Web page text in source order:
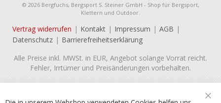
© 2026 Bergfuchs, Bergsport S. Steiner GmbH - Shop für Bergsport,
Klettern und Outdoor.
Vertrag widerrufen Kontakt Impressum
AGB
Datenschutz
Barrierefreiheitserklärung
Alle Preise inkl. MWSt. in EUR, Angebot solange Vorrat reicht.
Fehler, Irrtümer und Preisänderungen vorbehalten.